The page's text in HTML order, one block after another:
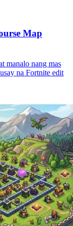
Map
manalo nang mas
na Fortnite edit